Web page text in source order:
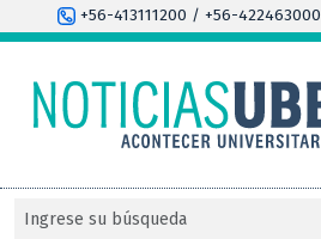
+56-413111200 / +56-422463000